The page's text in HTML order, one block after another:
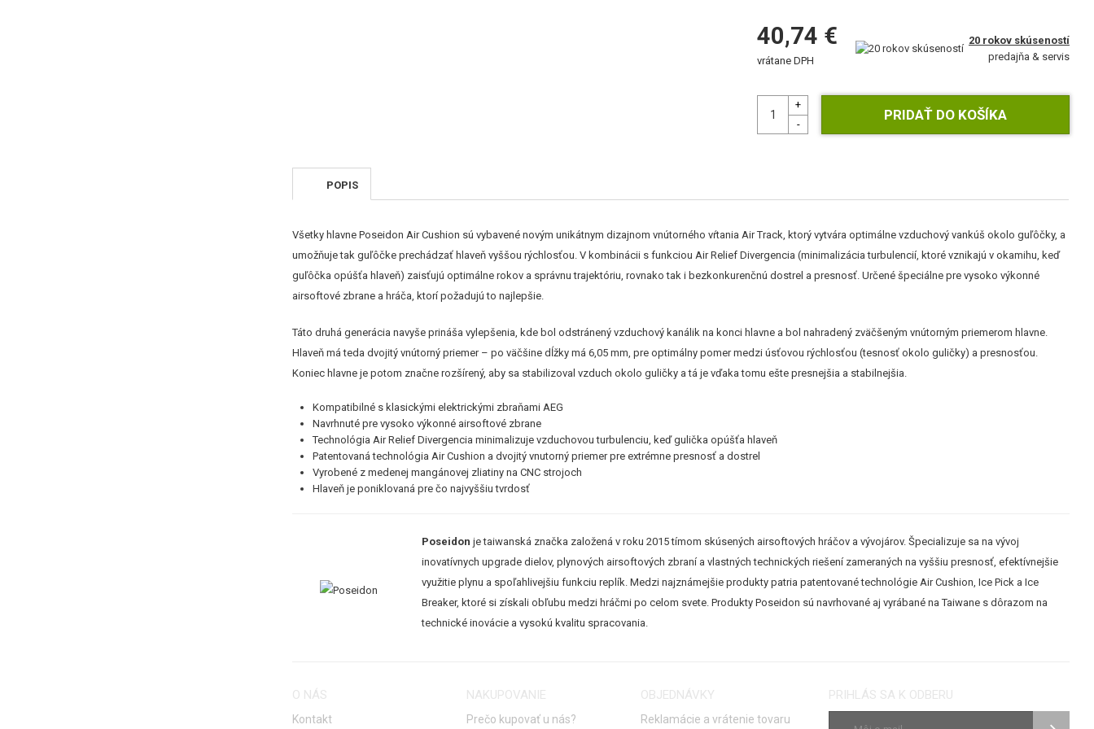
40,74 €
vrátane DPH
20 rokov skúseností
predajňa & servis
POPIS
Všetky hlavne Poseidon Air Cushion sú vybavené novým unikátnym dizajnom vnútorného vŕtania Air Track, ktorý vytvára optimálne vzduchový vankúš okolo guľôčky, a
umožňuje tak guľôčke prechádzať hlaveň vyššou rýchlosťou. V kombinácii s funkciou Air Relief Divergencia (minimalizácia turbulencií, ktoré vznikajú v okamihu, keď
guľôčka opúšťa hlaveň) zaisťujú optimálne rokov a správnu trajektóriu, rovnako tak i bezkonkurenčnú dostrel a presnosť. Určené špeciálne pre vysoko výkonné
airsoftové zbrane a hráča, ktorí požadujú to najlepšie.
Táto druhá generácia navyše prináša vylepšenia, kde bol odstránený vzduchový kanálik na konci hlavne a bol nahradený zväčšeným vnútorným priemerom hlavne.
Hlaveň má teda dvojitý vnútorný priemer – po väčšine dĺžky má 6,05 mm, pre optimálny pomer medzi úsťovou rýchlosťou (tesnosť okolo guličky) a presnosťou.
Koniec hlavne je potom značne rozšírený, aby sa stabilizoval vzduch okolo guličky a tá je vďaka tomu ešte presnejšia a stabilnejšia.
Kompatibilné s klasickými elektrickými zbraňami AEG
Navrhnuté pre vysoko výkonné airsoftové zbrane
Technológia Air Relief Divergencia minimalizuje vzduchovou turbulenciu, keď gulička opúšťa hlaveň
Patentovaná technológia Air Cushion a dvojitý vnutorný priemer pre extrémne presnosť a dostrel
Vyrobené z medenej mangánovej zliatiny na CNC strojoch
Hlaveň je poniklovaná pre čo najvyššiu tvrdosť
Poseidon je taiwanská značka založená v roku 2015 tímom skúsených airsoftových hráčov a vývojárov. Špecializuje sa na vývoj
inovatívnych upgrade dielov, plynových airsoftových zbraní a vlastných technických riešení zameraných na vyššiu presnosť, efektívnejšie
využitie plynu a spoľahlivejšiu funkciu replík. Medzi najznámejšie produkty patria patentované technológie Air Cushion, Ice Pick a Ice
Breaker, ktoré si získali obľubu medzi hráčmi po celom svete. Produkty Poseidon sú navrhované aj vyrábané na Taiwane s dôrazom na
technické inovácie a vysokú kvalitu spracovania.
O NÁS
Kontakt
NAKUPOVANIE
Prečo kupovať u nás?
OBJEDNÁVKY
Reklamácie a vrátenie tovaru
PRIHLÁS SA K ODBERU